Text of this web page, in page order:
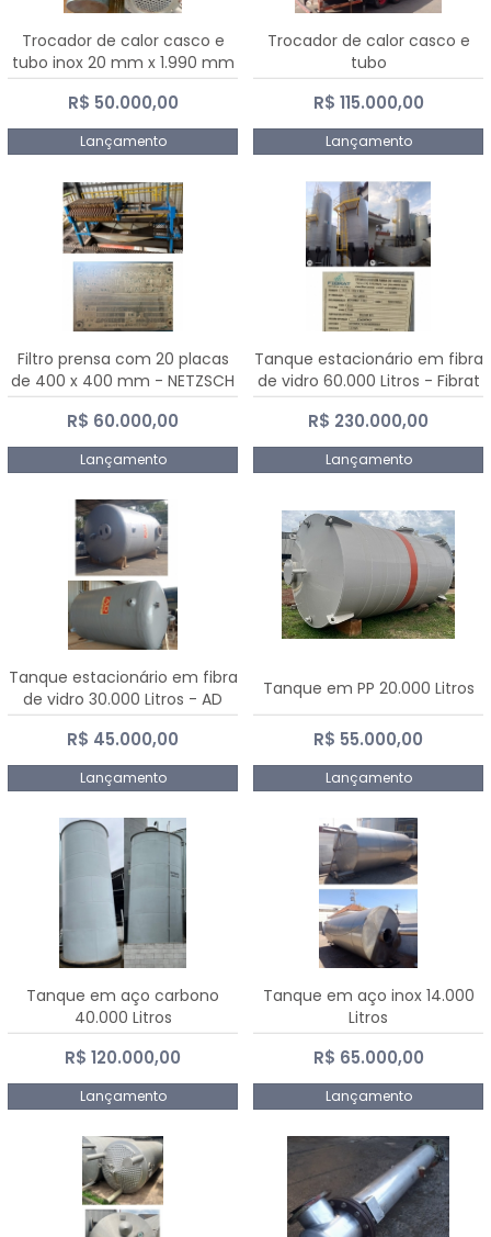
Trocador de calor casco e
tubo inox 20 mm x 1.990 mm
R$ 50.000,00
Lançamento
Trocador de calor casco e
tubo
R$ 115.000,00
Lançamento
Filtro prensa com 20 placas
de 400 x 400 mm - NETZSCH
R$ 60.000,00
Lançamento
Tanque estacionário em fibra
de vidro 60.000 Litros - Fibrat
R$ 230.000,00
Lançamento
Tanque estacionário em fibra
de vidro 30.000 Litros - AD
Fibras
R$ 45.000,00
Lançamento
Tanque em PP 20.000 Litros
R$ 55.000,00
Lançamento
Tanque em aço carbono
40.000 Litros
R$ 120.000,00
Lançamento
Tanque em aço inox 14.000
Litros
R$ 65.000,00
Lançamento